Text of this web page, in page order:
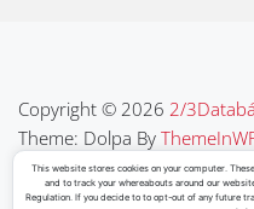
Copyright © 2026 2/
Theme: Dolpa By
This website stores cookies on your computer.
and to track your whereabouts around our
Regulation. If you decide to to opt-out of any future